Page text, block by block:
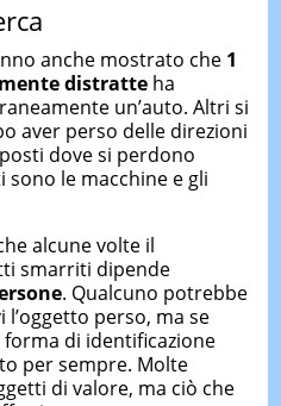
anche mostrato che 1
distratteha
un’auto. Altri si
aver perso delle direzioni
dove si perdono
le macchine e gli
alcune volte il
smarriti dipende
. Qualcuno potrebbe
perso, ma se
di identificazione
per sempre. Molte
di valore, ma ciò che